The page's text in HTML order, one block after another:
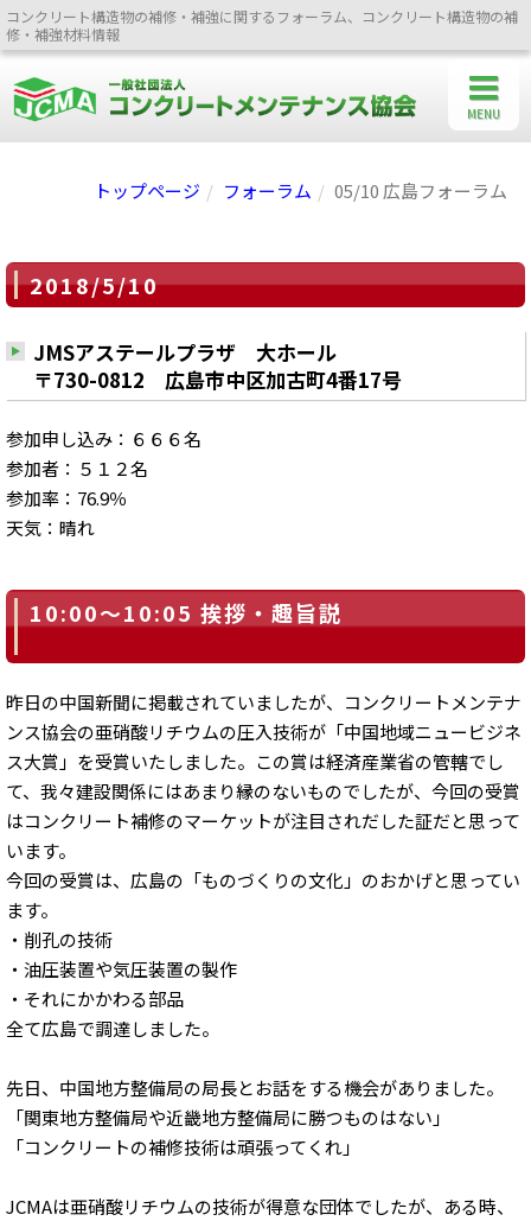
コンクリート構造物の補修・補強に関するフォーラム、コンクリート構造物の補
修・補強材料情報
トップページ フォーラム 05/10 広島フォーラム
2018/5/10
JMSアステールプラザ 大ホール
〒730-0812 広島市中区加古町4番17号
参加申し込み：６６６名
参加者：５１２名
参加率：76.9％
天気：晴れ
10:00～10:05 挨拶・趣旨説
昨日の中国新聞に掲載されていましたが、コンクリートメンテナ
ンス協会の亜硝酸リチウムの圧入技術が「中国地域ニュービジネ
ス大賞」を受賞いたしました。この賞は経済産業省の管轄でし
て、我々建設関係にはあまり縁のないものでしたが、今回の受賞
はコンクリート補修のマーケットが注目されだした証だと思って
います。
今回の受賞は、広島の「ものづくりの文化」のおかげと思ってい
ます。
・削孔の技術
・油圧装置や気圧装置の製作
・それにかかわる部品
全て広島で調達しました。
先日、中国地方整備局の局長とお話をする機会がありました。
「関東地方整備局や近畿地方整備局に勝つものはない」
「コンクリートの補修技術は頑張ってくれ」
JCMAは亜硝酸リチウムの技術が得意な団体でしたが、ある時、
MENU